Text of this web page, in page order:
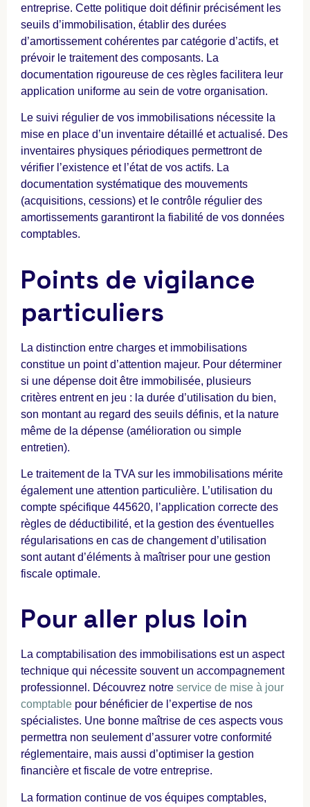
entreprise. Cette politique doit définir précisément les
seuils d’immobilisation, établir des durées
d’amortissement cohérentes par catégorie d’actifs, et
prévoir le traitement des composants. La
documentation rigoureuse de ces règles facilitera leur
application uniforme au sein de votre organisation.
Le suivi régulier de vos immobilisations nécessite la
mise en place d’un inventaire détaillé et actualisé. Des
inventaires physiques périodiques permettront de
vérifier l’existence et l’état de vos actifs. La
documentation systématique des mouvements
(acquisitions, cessions) et le contrôle régulier des
amortissements garantiront la fiabilité de vos données
comptables.
Points de vigilance
particuliers
La distinction entre charges et immobilisations
constitue un point d’attention majeur. Pour déterminer
si une dépense doit être immobilisée, plusieurs
critères entrent en jeu : la durée d’utilisation du bien,
son montant au regard des seuils définis, et la nature
même de la dépense (amélioration ou simple
entretien).
Le traitement de la TVA sur les immobilisations mérite
également une attention particulière. L’utilisation du
compte spécifique 445620, l’application correcte des
règles de déductibilité, et la gestion des éventuelles
régularisations en cas de changement d’utilisation
sont autant d’éléments à maîtriser pour une gestion
fiscale optimale.
Pour aller plus loin
La comptabilisation des immobilisations est un aspect
technique qui nécessite souvent un accompagnement
professionnel. Découvrez notre service de mise à jour
comptable pour bénéficier de l’expertise de nos
spécialistes. Une bonne maîtrise de ces aspects vous
permettra non seulement d’assurer votre conformité
réglementaire, mais aussi d’optimiser la gestion
financière et fiscale de votre entreprise.
La formation continue de vos équipes comptables,